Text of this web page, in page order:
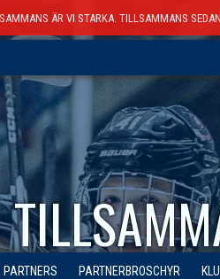
ÄR VI STARKA. TILLSAMMANS
PARTNERS PARTNERBROSCHYR